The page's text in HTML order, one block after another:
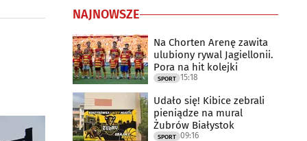
NAJNOWSZE
Na Chorten Arenę zawita
ulubiony rywal Jagiellonii.
Pora na hit kolejki
SPORT 15:18
Udało się! Kibice zebrali
pieniądze na mural
Żubrów Białystok
SPORT 09:16